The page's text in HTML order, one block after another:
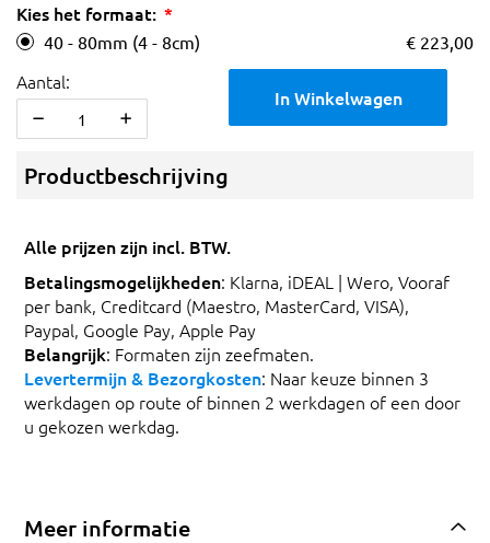
Kies het formaat:
40 - 80mm (4 - 8cm) € 223,00
Aantal:
In Winkelwagen
Productbeschrijving
Alle prijzen zijn incl. BTW.
Betalingsmogelijkheden: Klarna, iDEAL | Wero, Vooraf
per bank, Creditcard (Maestro, MasterCard, VISA),
Paypal, Google Pay, Apple Pay
Belangrijk: Formaten zijn zeefmaten.
Levertermijn & Bezorgkosten: Naar keuze binnen 3
werkdagen op route of binnen 2 werkdagen of een door
u gekozen werkdag.
Meer informatie